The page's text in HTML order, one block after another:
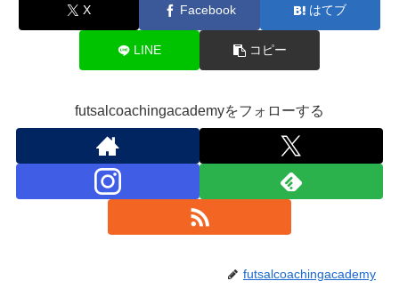
X Facebook はてブ
LINE コピー
futsalcoachingacademyをフォローする
futsalcoachingacademy